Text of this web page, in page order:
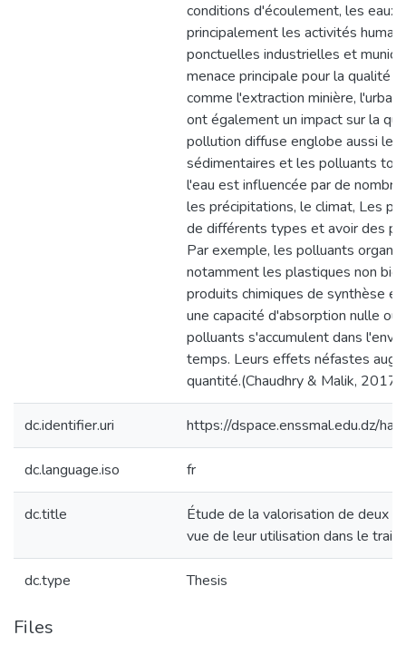
conditions d'écoulement, les eaux
principalement les activités
ponctuelles industrielles et
menace principale pour la qualité
comme l'extraction minière,
ont également un impact sur la
pollution diffuse englobe aussi
sédimentaires et les polluants
l'eau est influencée par de
les précipitations, le climat, Les
de différents types et avoir des
Par exemple, les polluants
notamment les plastiques non
produits chimiques de synthèse
une capacité d'absorption nulle ou
polluants s'accumulent dans
temps. Leurs effets néfastes
quantité.(Chaudhry & Malik, 2017)
dc.identifier.uri https://dspace.enssmal.edu.dz/
dc.language.iso fr
dc.title
Étude de la valorisation de deux
vue de leur utilisation dans le
dc.type Thesis
Files